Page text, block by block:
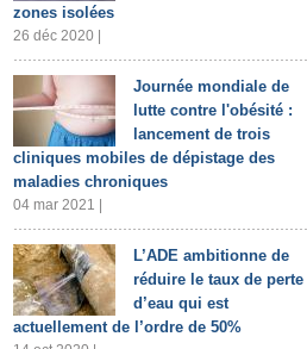
zones isolées
26 déc 2020 |
Journée mondiale de
lutte contre l'obésité :
lancement de trois
cliniques mobiles de dépistage des
maladies chroniques
04 mar 2021 |
L’ADE ambitionne de
réduire le taux de perte
d’eau qui est
actuellement de l’ordre de 50%